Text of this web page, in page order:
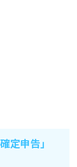
定申告」